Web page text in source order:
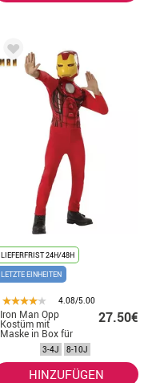
LIEFERFRIST 24H/48H
LETZTE EINHEITEN
4.08/5.00
Iron Man Opp
Kostüm mit
Maske in Box für
27.50€
3-4J 8-10J
HINZUFÜGEN